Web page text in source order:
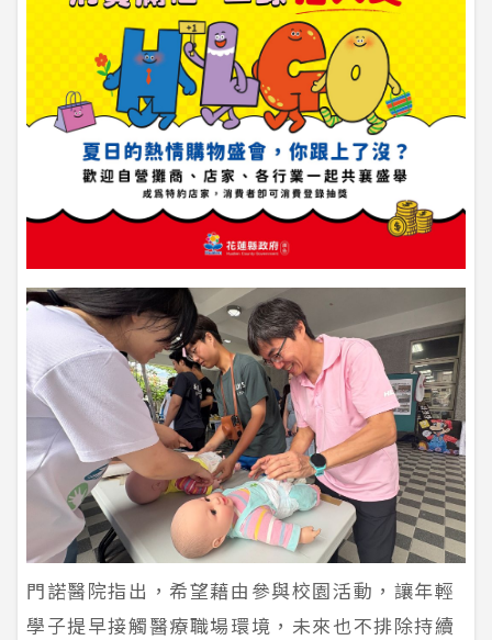
門諾醫院指出，希望藉由參與校園活動，讓年輕
學子提早接觸醫療職場環境，未來也不排除持續